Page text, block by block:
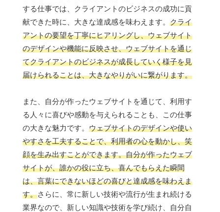
する仕事では、クライアントのビジネスの成功に貢
献できた時に、大きな達成感を味わえます。 クライ
アントの要望を丁寧にヒアリングし、ウェブサイト
のデザインや機能に反映させ、ウェブサイトを通じ
てクライアントのビジネスが成長していく様子を見
届けられることは、大きなやりがいに繋がります。
また、自分が作ったウェブサイトを通じて、利用す
る人々に喜びや感動を与えられることも、この仕事
の大きな魅力です。 ウェブサイトのデザインや使い
やすさを工夫することで、利用者の心を動かし、笑
顔を生み出すことができます。自分が作ったウェブ
サイトが、誰かの役に立ち、喜んでもらえた瞬間
は、言葉にできないほどの喜びと達成感を味わえま
す。さらに、常に新しい技術や流行が生まれ続ける
業界なので、新しい知識や技術を学び続け、自分自